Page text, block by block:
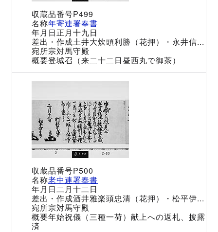
P499
年寄連署奉書
正月十九日
土井大炊頭利勝（花押）・永井信...
宗対馬守殿
登城召（来二十二日昼西丸で御茶）
P500
老中連署奉書
二月十二日
酒井雅楽頭忠清（花押）・松平伊...
宗対馬守殿
年始祝儀（三種一荷）献上への返札、披露
済